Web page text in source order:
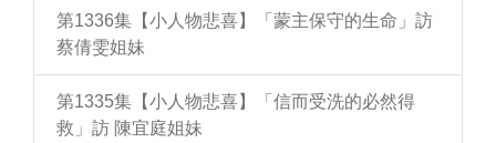
第1336集【小人物悲喜】「蒙主保守的生命」訪
蔡倩雯姐妹
第1335集【小人物悲喜】「信而受洗的必然得
救」訪 陳宜庭姐妹